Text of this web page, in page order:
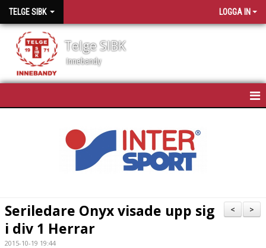
TELGE SIBK LOGGA IN
Telge SIBK
Innebandy
SPONSORER
>
<
Seriledare Onyx visade upp sig
i div 1 Herrar
2015-10-19 19:44